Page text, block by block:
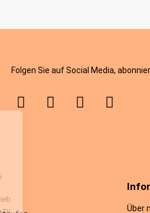
Folgen Sie auf Social Media,
Über